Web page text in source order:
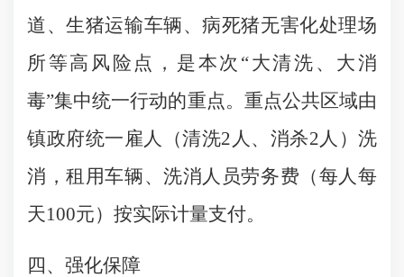
道、生猪运输车辆、病死猪无害化处理场
所等高风险点，是本次 “大清洗、大消
毒”集中统一行动的重点。重点公共区域由
镇政府统一雇人（清洗2人、消杀2人）洗
消，租用车辆、洗消人员劳务费（每人每
天100元）按实际计量支付。
四、 强化保障